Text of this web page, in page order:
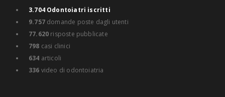
3.704Odontoiatri iscritti
9.757domande poste dagli utenti
77.620 risposte pubblicate
798 casi clinici
634 articoli
336 video di odontoiatria